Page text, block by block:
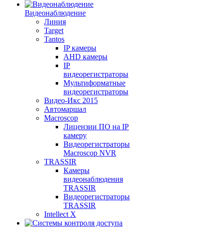
Видеонаблюдение
Линия
Target
Tantos
IP камеры
AHD камеры
IP
видеорегистраторы
Мультиформатные
видеорегистраторы
Видео-Икс 2015
Автомаршал
Macroscop
Лицензии ПО на IP
камеру
Видеорегистраторы
Macroscop NVR
TRASSIR
Камеры
видеонаблюдения
TRASSIR
Видеорегистраторы
TRASSIR
Intellect X